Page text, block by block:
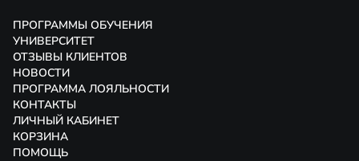
ПРОГРАММЫ ОБУЧЕНИЯ
УНИВЕРСИТЕТ
ОТЗЫВЫ КЛИЕНТОВ
НОВОСТИ
ПРОГРАММА ЛОЯЛЬНОСТИ
КОНТАКТЫ
ЛИЧНЫЙ КАБИНЕТ
КОРЗИНА
ПОМОЩЬ